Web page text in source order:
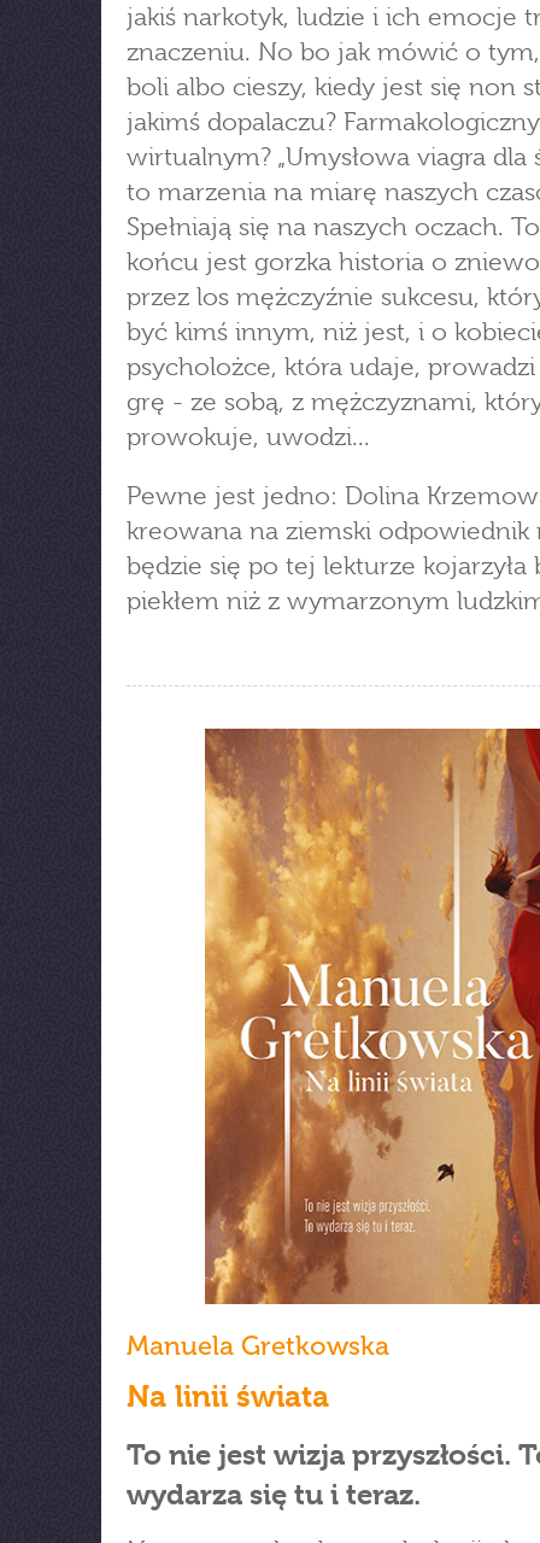
jakiś narkotyk, ludzie i ich emocje
znaczeniu. No bo jak mówić o
boli albo cieszy, kiedy jest się non
jakimś dopalaczu?
wirtualnym? „Umysłowa viagra dla
to marzenia na miarę naszych
Spełniają się na naszych oczach.
końcu jest gorzka historia o
przez los mężczyźnie sukcesu,
być kimś innym, niż jest, i o
psycholożce, która udaje,
grę - ze sobą, z mężczyznami,
prowokuje, uwodzi...
Pewne jest jedno: Dolina
kreowana na ziemski odpowiednik
będzie się po tej lekturze kojarzyła
piekłem niż z wymarzonym
Manuela Gretkowska
Na linii świata
To nie jest wizja przyszłości.
wydarza się tu i teraz.